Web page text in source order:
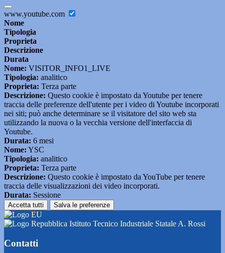
www.youtube.com
Nome
Tipologia
Proprieta
Descrizione
Durata
Nome: VISITOR_INFO1_LIVE
Tipologia: analitico
Proprieta: Terza parte
Descrizione: Questo cookie è impostato da Youtube per tenere
traccia delle preferenze dell'utente per i video di Youtube incorporati
nei siti; può anche determinare se il visitatore del sito web sta
utilizzando la nuova o la vecchia versione dell'interfaccia di
Youtube.
Durata: 6 mesi
Nome: YSC
Tipologia: analitico
Proprieta: Terza parte
Descrizione: Questo cookie è impostato da YouTube per tenere
traccia delle visualizzazioni dei video incorporati.
Durata: Sessione
Accetta tutti Salva le preferenze
Istituto Tecnico Industriale Statale A. Rossi
Contatti